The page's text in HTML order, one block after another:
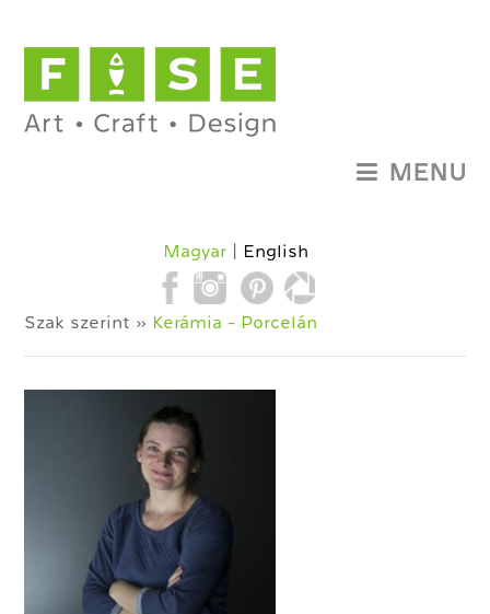
Magyar English
MENU
Szak szerint » Kerámia - Porcelán